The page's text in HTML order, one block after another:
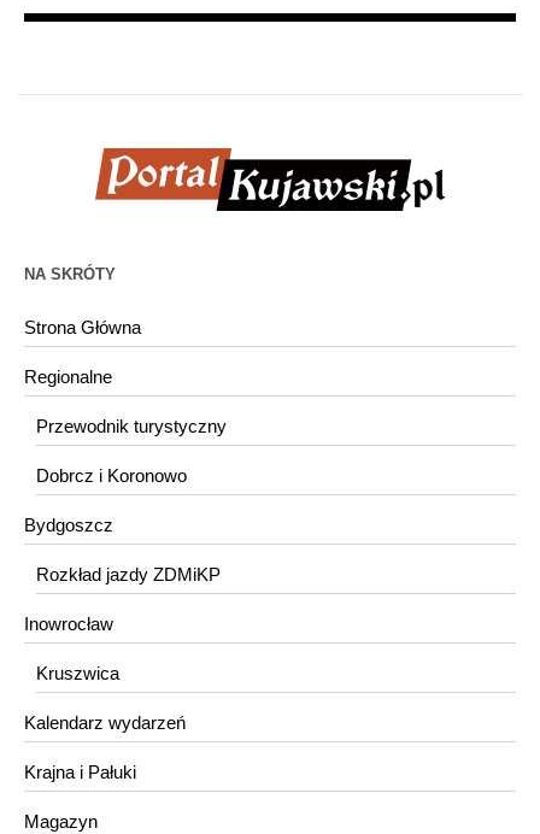
NA SKRÓTY
Strona Główna
Regionalne
Przewodnik turystyczny
Dobrcz i Koronowo
Bydgoszcz
Rozkład jazdy ZDMiKP
Inowrocław
Kruszwica
Kalendarz wydarzeń
Krajna i Pałuki
Magazyn